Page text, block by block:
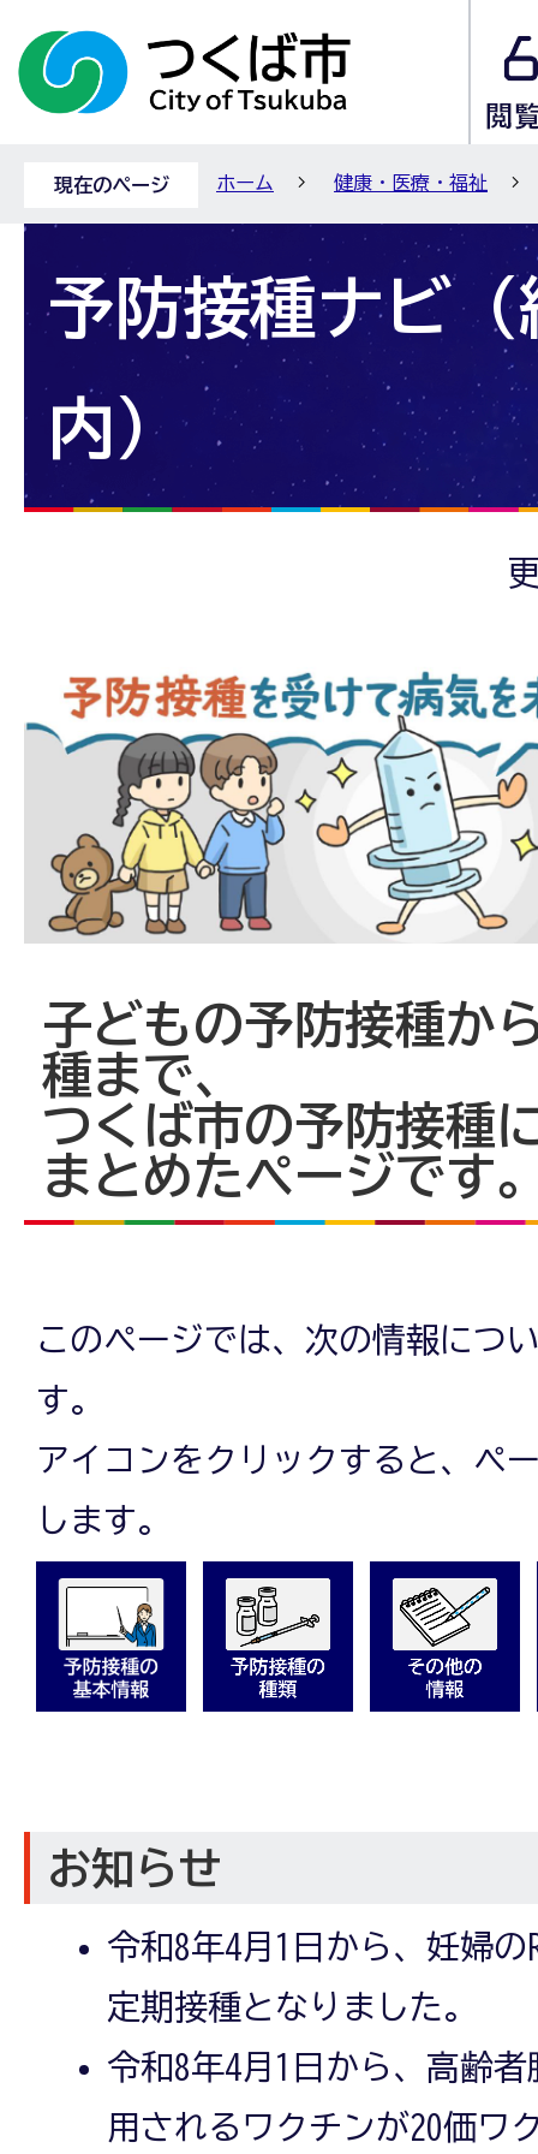
現在のページ ホーム 健康・医療・福祉
予防接種ナビ（
内）
子どもの予防接種か
種まで、
つくば市の予防接種
まとめたページです
このページでは、次の情報につ
す。
アイコンをクリックすると、ペ
します。
お知らせ
令和8年4月1日から、妊婦の
定期接種となりました。
令和8年4月1日から、高齢
用されるワクチンが20価ワ